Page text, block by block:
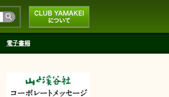
CLUB YAMAKEIにつ
いて
電子書籍